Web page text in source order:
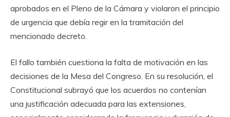
aprobados en el Pleno de la Cámara y violaron el principio
de urgencia que debía regir en la tramitación del
mencionado decreto.
El fallo también cuestiona la falta de motivación en las
decisiones de la Mesa del Congreso. En su resolución, el
Constitucional subrayó que los acuerdos no contenían
una justificación adecuada para las extensiones,